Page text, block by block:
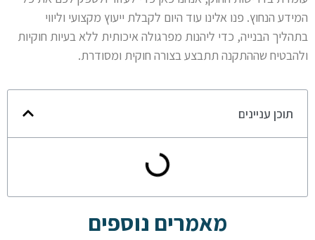
המידע הנחוץ. פנו אלינו עוד היום לקבלת ייעוץ מקצועי וליווי
בתהליך הבנייה, כדי ליהנות מפרגולה איכותית ללא בעיות חוקיות
ולהבטיח שההתקנה תתבצע בצורה חוקית ומסודרת.
תוכן עניינים
מאמרים נוספים